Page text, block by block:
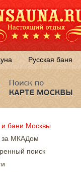
Русская баня
бани Москвы
МКАДом
поиск